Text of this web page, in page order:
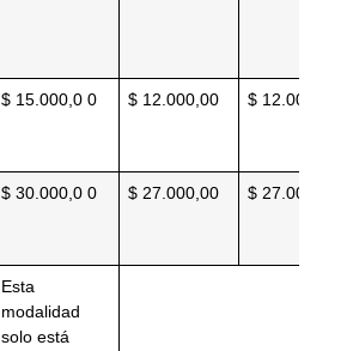
$ 15.000,0 0 $ 12.000,00 $ 12.000
$ 30.000,0 0 $ 27.000,00 $ 27.000
Esta
modalidad
solo está